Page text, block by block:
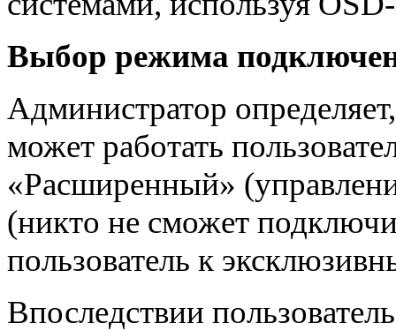
Выбор режима
Администратор
может работать
«Расширенный»
(никто не сможет
пользователь к
Впоследствии